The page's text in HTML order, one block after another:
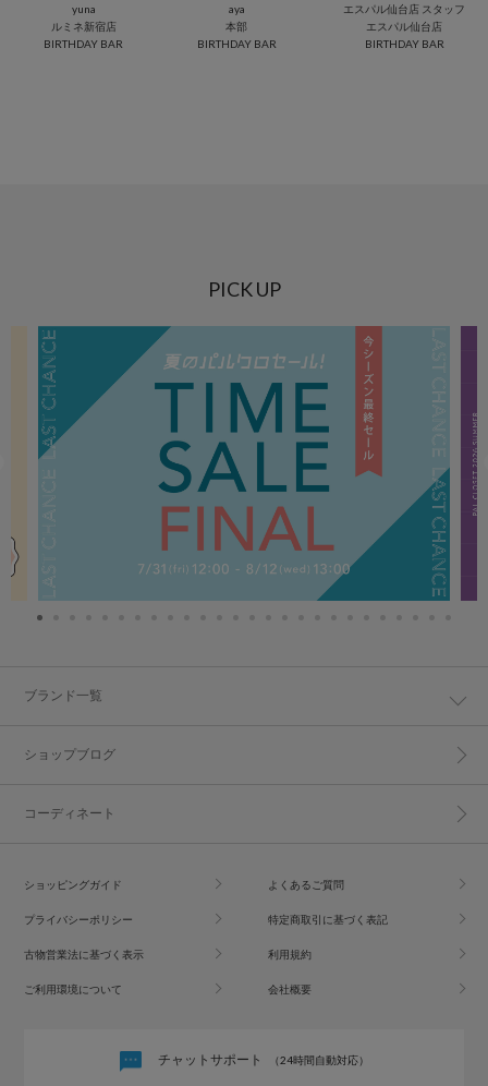
yuna
ルミネ新宿店
BIRTHDAY BAR
aya
本部
BIRTHDAY BAR
エスパル仙台店 スタッフ
エスパル仙台店
BIRTHDAY BAR
PICK UP
ブランド一覧
ショップブログ
コーディネート
ショッピングガイド よくあるご質問
プライバシーポリシー 特定商取引に基づく表記
古物営業法に基づく表示 利用規約
ご利用環境について 会社概要
チャットサポート （24時間自動対応）